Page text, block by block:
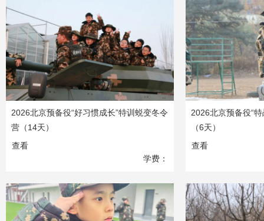
2026北京预备役“好习惯成长”特训蜕变冬令
营（14天）
学费：
8380
查看
2026北京预备役“
（6天）
查看